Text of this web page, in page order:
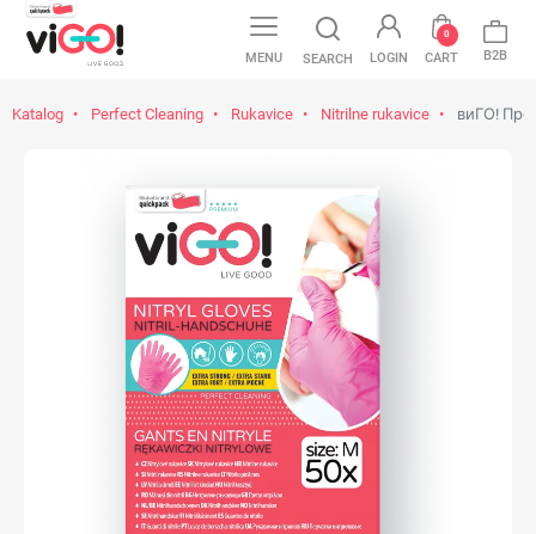
MENU SEARCH LOGIN CART
0
B2B
Katalog Perfect Cleaning Rukavice Nitrilne rukavice виГО!